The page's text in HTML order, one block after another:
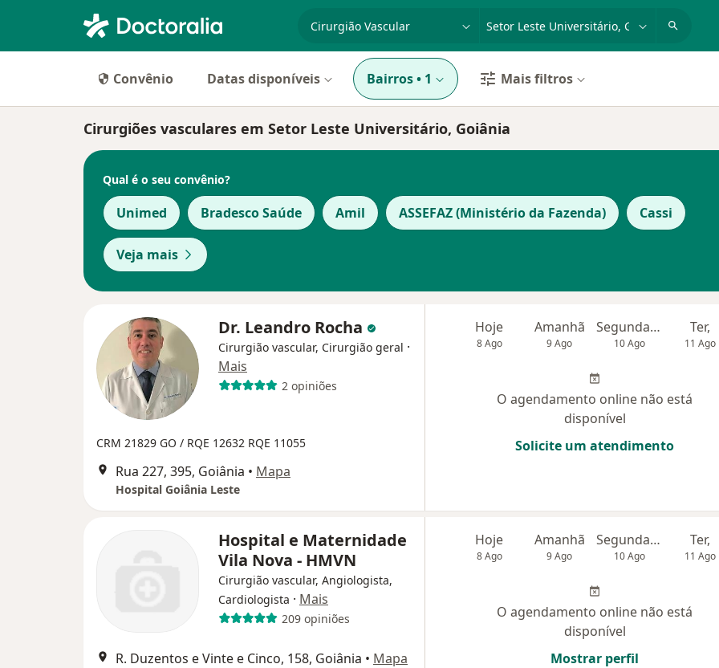
Convênio Datas disponíveis Bairros• 1 Mais filtros
Cirurgiões vasculares em Setor Leste Universitário, Goiânia
Qual é o seu convênio?
Unimed Bradesco Saúde Amil ASSEFAZ (Ministério da Fazenda) Cassi
Veja mais
Dr. Leandro Rocha
Cirurgião vascular, Cirurgião geral ·
Mais
2 opiniões
CRM 21829 GO / RQE 12632 RQE 11055
Rua 227, 395, Goiânia • Mapa
Hospital Goiânia Leste
Hoje
8 Ago
Amanhã
9 Ago
Segunda-feira
10 Ago
Ter,
11 Ago
O agendamento online não está
disponível
Solicite um atendimento
Hospital e Maternidade
Vila Nova - HMVN
Cirurgião vascular, Angiologista,
Cardiologista · Mais
209 opiniões
R. Duzentos e Vinte e Cinco, 158, Goiânia • Mapa
Hoje
8 Ago
Amanhã
9 Ago
Segunda-feira
10 Ago
Ter,
11 Ago
O agendamento online não está
disponível
Mostrar perfil